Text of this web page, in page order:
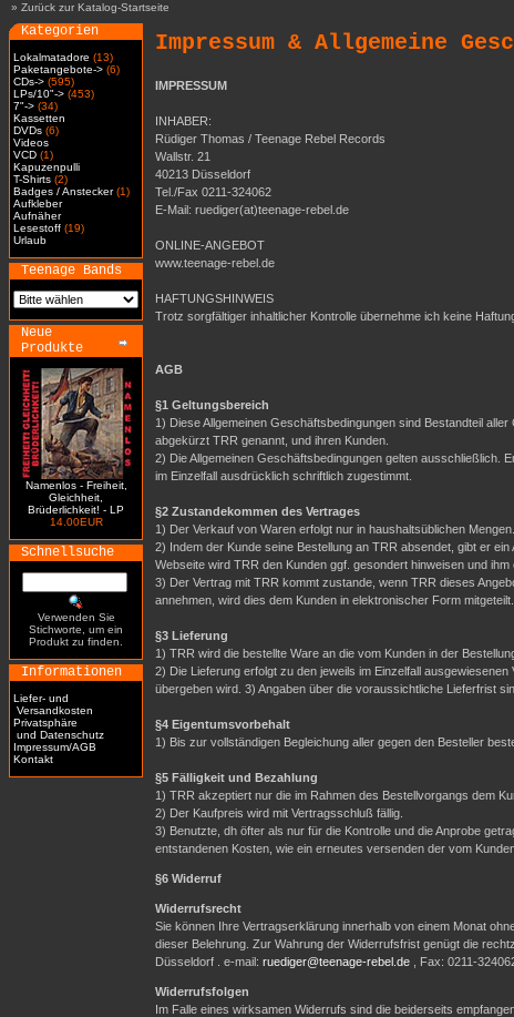
» Zurück zur Katalog-Startseite
Kategorien
Lokalmatadore (13)
Paketangebote-> (6)
CDs-> (595)
LPs/10"-> (453)
7"-> (34)
Kassetten
DVDs (6)
Videos
VCD (1)
Kapuzenpulli
T-Shirts (2)
Badges / Anstecker(1)
Aufkleber
Aufnäher
Lesestoff (19)
Urlaub
Teenage Bands
Neue
Produkte
Namenlos - Freiheit,
Gleichheit,
Brüderlichkeit! - LP
14.00EUR
Schnellsuche
Verwenden Sie
Stichworte, um ein
Produkt zu finden.
Informationen
Liefer- und
Versandkosten
Privatsphäre
und Datenschutz
Impressum/AGB
Kontakt
Impressum & Allgemeine
IMPRESSUM
INHABER:
Rüdiger Thomas / Teenage Rebel Records
Wallstr. 21
40213 Düsseldorf
Tel./Fax 0211-324062
E-Mail: ruediger(at)teenage-rebel.de
ONLINE-ANGEBOT
www.teenage-rebel.de
HAFTUNGSHINWEIS
Trotz sorgfältiger inhaltlicher Kontrolle übernehme ich keine
AGB
§1 Geltungsbereich
1) Diese Allgemeinen Geschäftsbedingungen sind Bestandteil
abgekürzt TRR genannt, und ihren Kunden.
2) Die Allgemeinen Geschäftsbedingungen gelten ausschließlich.
im Einzelfall ausdrücklich schriftlich zugestimmt.
§2 Zustandekommen des Vertrages
1) Der Verkauf von Waren erfolgt nur in haushaltsüblichen
2) Indem der Kunde seine Bestellung an TRR absendet, gibt er
Webseite wird TRR den Kunden ggf. gesondert hinweisen und
3) Der Vertrag mit TRR kommt zustande, wenn TRR dieses
annehmen, wird dies dem Kunden in elektronischer Form mitgeteilt.
§3 Lieferung
1) TRR wird die bestellte Ware an die vom Kunden in der
2) Die Lieferung erfolgt zu den jeweils im Einzelfall
übergeben wird. 3) Angaben über die voraussichtliche Lieferfrist
§4 Eigentumsvorbehalt
1) Bis zur vollständigen Begleichung aller gegen den Besteller
§5 Fälligkeit und Bezahlung
1) TRR akzeptiert nur die im Rahmen des Bestellvorgangs dem
2) Der Kaufpreis wird mit Vertragsschluß fällig.
3) Benutzte, dh öfter als nur für die Kontrolle und die Anprobe
entstandenen Kosten, wie ein erneutes versenden der vom
§6 Widerruf
Widerrufsrecht
Sie können Ihre Vertragserklärung innerhalb von einem Monat
dieser Belehrung. Zur Wahrung der Widerrufsfrist genügt die
Düsseldorf . e-mail: ruediger@teenage-rebel.de , Fax: 0211-
Widerrufsfolgen
Im Falle eines wirksamen Widerrufs sind die beiderseits